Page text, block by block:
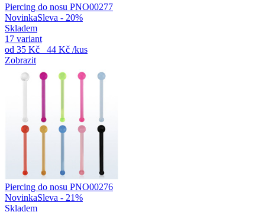
Piercing do nosu PNO00277
NovinkaSleva - 20%
Skladem
17 variant
od 35 Kč 44 Kč /kus
Zobrazit
Piercing do nosu PNO00276
NovinkaSleva - 21%
Skladem